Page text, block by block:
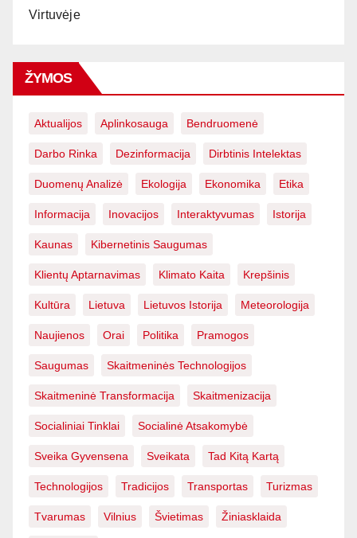
Virtuvėje
ŽYMOS
Aktualijos Aplinkosauga Bendruomenė
Darbo Rinka Dezinformacija Dirbtinis Intelektas
Duomenų Analizė Ekologija Ekonomika Etika
Informacija Inovacijos Interaktyvumas Istorija
Kaunas Kibernetinis Saugumas
Klientų Aptarnavimas Klimato Kaita Krepšinis
Kultūra Lietuva Lietuvos Istorija Meteorologija
Naujienos Orai Politika Pramogos
Saugumas Skaitmeninės Technologijos
Skaitmeninė Transformacija Skaitmenizacija
Socialiniai Tinklai Socialinė Atsakomybė
Sveika Gyvensena Sveikata Tad Kitą Kartą
Technologijos Tradicijos Transportas Turizmas
Tvarumas Vilnius Švietimas Žiniasklaida